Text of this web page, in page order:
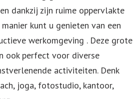
dankzij zijn ruime oppervlakte
kunt u genieten van een
werkomgeving . Deze grote
ook perfect voor diverse
activiteiten. Denk
joga, fotostudio, kantoor,